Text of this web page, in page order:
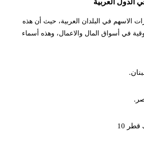
الاسهم في البلدان العربية، حيث أن هذه
في أسواق المال والاعمال، وهذه أسماء
10